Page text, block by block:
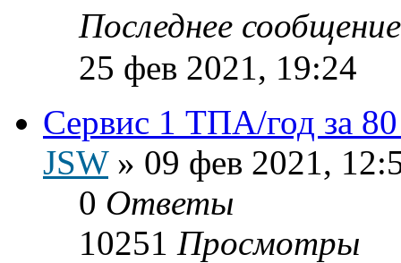
Последнее
25 фев 2021, 19:24
Сервис 1 ТПА/год за
JSW» 09 фев 2021,
0 Ответы
10251 Просмотры